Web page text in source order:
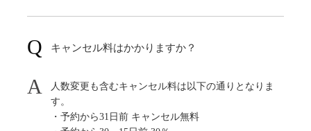
キャンセル料はかかりますか？
人数変更も含むキャンセル料は以下の通りとなりま
す。
・予約から31日前 キャンセル無料